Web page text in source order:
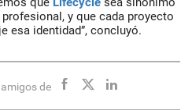
y que cada proyecto
esa identidad”, concluyó.
de